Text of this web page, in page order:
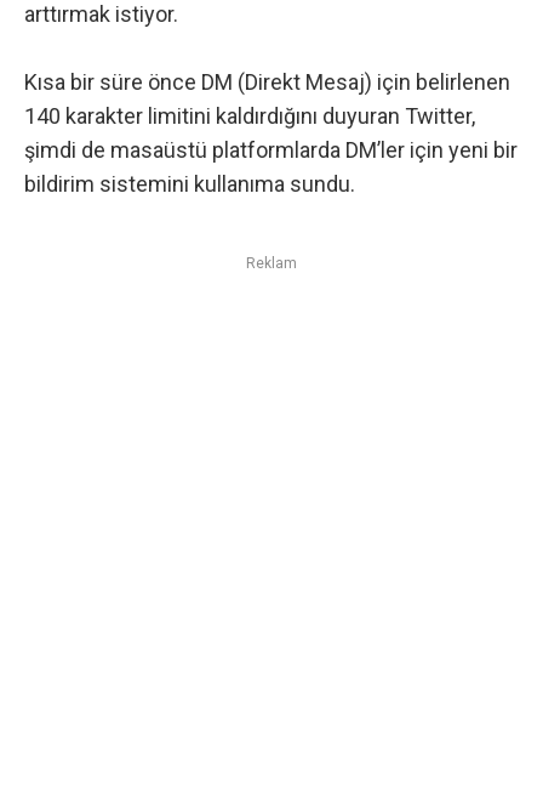
arttırmak istiyor.
Kısa bir süre önce DM (Direkt Mesaj) için belirlenen
140 karakter limitini kaldırdığını duyuran Twitter,
şimdi de masaüstü platformlarda DM’ler için yeni bir
bildirim sistemini kullanıma sundu.
Reklam